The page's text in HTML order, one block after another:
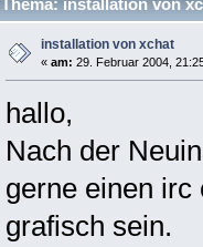
Thema: installation von
installation von xchat
« am: 29. Februar 2004,
hallo,
Nach der
gerne einen
grafisch sein.